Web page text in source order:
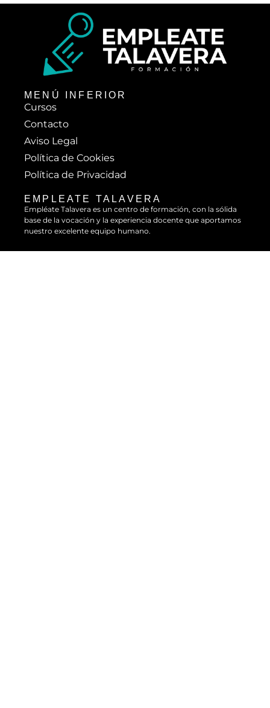
MENÚ INFERIOR
Cursos
Contacto
Aviso Legal
Política de Cookies
Política de Privacidad
EMPLEATE TALAVERA
Empléate Talavera es un centro de formación, con la sólida
base de la vocación y la experiencia docente que aportamos
nuestro excelente equipo humano.